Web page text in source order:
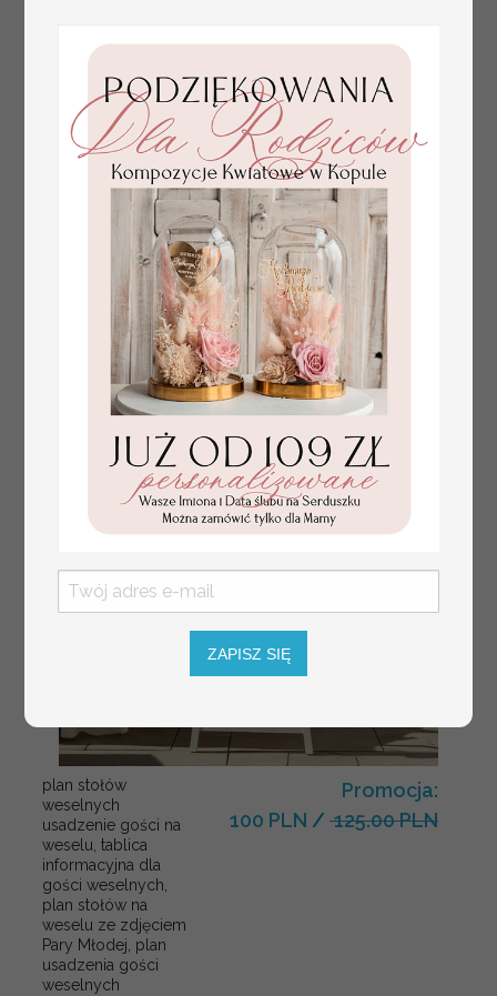
numerki na stół weselny
z tłoczonymi kwiatami,
eleganckie numerki na
stoły weselne, tłoczone
numerki na stół weselny,
dekoracja stołów
weselnych tłoczone
Promocja:
10 PLN/13.00 PLN
plan stołów
weselnych
usadzenie gości na
weselu, tablica
informacyjna dla
gości weselnych,
plan stołów na
weselu ze zdjęciem
Pary Młodej, plan
usadzenia gości
weselnych
Promocja:
100 PLN / 125.00 PLN
ZAPISZ SIĘ